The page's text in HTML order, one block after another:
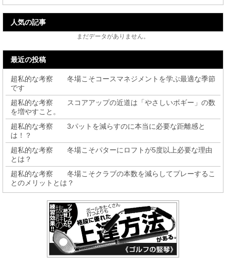
人気の記事
まだデータがありません。
最近の投稿
超私的な考察 冬場こそコースマネジメントを学ぶ最適な季節
です
超私的な考察 スコアアップの近道は「やさしいボギー」の数
を増やすこと。
超私的な考察 3パットを減らすのに本当に必要な距離感と
は！？
超私的な考察 冬場こそパターにロフトが5度以上必要な理由
とは？
超私的な考察 冬場こそクラブの本数を減らしてプレーするこ
とのメリットとは？